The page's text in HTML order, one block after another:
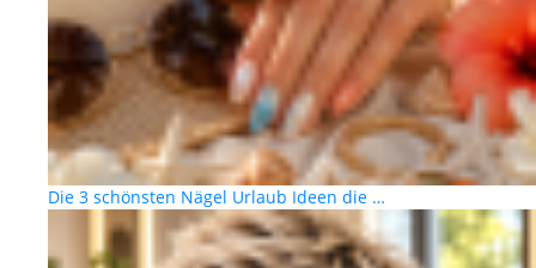
Die 3 schönsten Nägel Urlaub Ideen die …